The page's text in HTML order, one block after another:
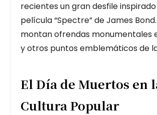
recientes un gran desfile
película “Spectre” de James
montan ofrendas monumentales
y otros puntos emblemáticos de
El Día de Muertos en
Cultura Popular